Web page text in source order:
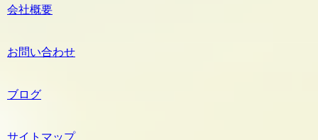
会社概要
お問い合わせ
ブログ
サイトマップ